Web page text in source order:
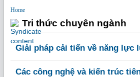
Home
Tri thức chuyên ngành
Giải pháp cải tiến về năng lực
Các công nghệ và kiến trúc